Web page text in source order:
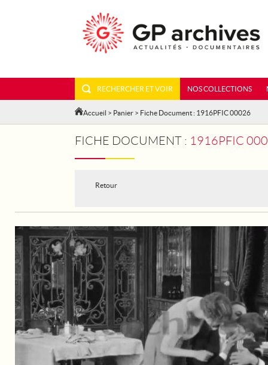
RECHERCHER ET VOIR NOS COLLECTIONS
Accueil > Panier > Fiche Document : 1916PFIC 00026
FICHE DOCUMENT : 1916PFIC
Retour